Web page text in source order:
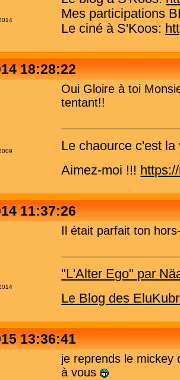
Mes participations
Le ciné à S'Koos:
18:28:22
Oui Gloire à toi
tentant!!
Le chaource c'est la
Aimez-moi !!!
11:37:26
Il était parfait ton
"L'Alter Ego" par
Le Blog des
13:36:41
je reprends le mickey
à vous